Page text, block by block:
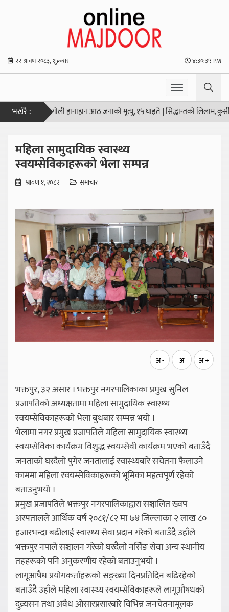
२२ श्रावण २०८३, शुक्रबार ४:३०:३६ PM
भर्खरै :
स्कूलमा गोली हानाहान आठ जनाको मृत्यु, १५ घाइते |सिद्धान्तको लिलाम, कुर्सीको
महिला सामुदायिक स्वास्थ्य
स्वयम्सेविकाहरूको भेला सम्पन्न
श्रावण १, २०८२ समाचार
अ - अ अ +
भक्तपुर, ३२ असार । भक्तपुर नगरपालिकाका प्रमुख सुनिल
प्रजापतिको अध्यक्षतामा महिला सामुदायिक स्वास्थ्य
स्वयम्सेविकाहरूको भेला बुधबार सम्पन्न भयो ।
भेलामा नगर प्रमुख प्रजापतिले महिला सामुदायिक स्वास्थ्य
स्वयम्सेविका कार्यक्रम विशुद्ध स्वयम्सेवी कार्यक्रम भएको बताउँदै
जनताको घरदैलो पुगेर जनतालाई स्वास्थ्यबारे सचेतना फैलाउने
काममा महिला स्वयम्सेविकाहरूको भूमिका महत्वपूर्ण रहेको
बताउनुभयो ।
प्रमुख प्रजापतिले भक्तपुर नगरपालिकाद्वारा सञ्चालित ख्वप
अस्पतालले आर्थिक वर्ष २०८१/८२ मा ७४ जिल्लाका २ लाख ८०
हजारभन्दा बढीलाई स्वास्थ्य सेवा प्रदान गरेको बताउँदै उहाँले
भक्तपुर नपाले सञ्चालन गरेको घरदैलो नर्सिङ सेवा अन्य स्थानीय
तहहरूको पनि अनुकरणीय रहेको बताउनुभयो ।
लागूआषैध प्रयोगकर्ताहरूको सङ्ख्या दिनप्रतिदिन बढिरहेको
बताउँदै उहाँले महिला स्वास्थ्य स्वयम्सेविकाहरूले लागूऔषधको
दुव्र्यसन तथा अवैध ओसारप्रसारबारे विभिन्न जनचेतनामूलक